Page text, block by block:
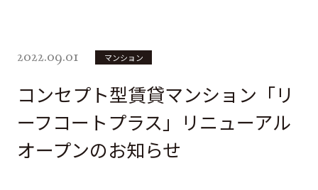
トップメッセージ
会社概要
沿革
グループ会社
2022.09.01 マンション
コンセプト型賃貸マンション「リ
ーフコートプラス」リニューアル
オープンのお知らせ